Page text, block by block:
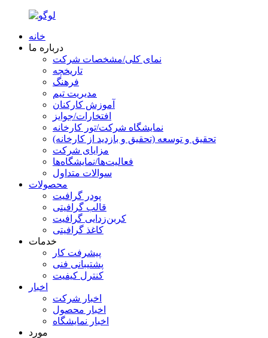
خانه
درباره ما
نمای کلی/مشخصات شرکت
تاریخچه
فرهنگ
مدیریت تیم
آموزش کارکنان
افتخارات/جوایز
نمایشگاه شرکت/تور کارخانه
تحقیق و توسعه (تحقیق و بازدید از کارخانه)
مزایای شرکت
فعالیت‌ها/نمایشگاه‌ها
سوالات متداول
محصولات
پودر گرافیت
قالب گرافیتی
کربن‌زدایی گرافیت
کاغذ گرافیتی
خدمات
پیشرفت کار
پشتیبانی فنی
کنترل کیفیت
اخبار
اخبار شرکت
اخبار محصول
اخبار نمایشگاه
مورد